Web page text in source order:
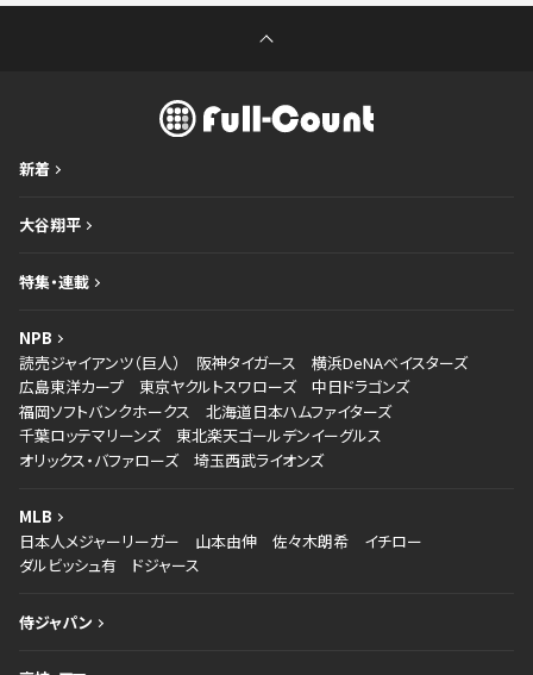
新着
大谷翔平
特集・連載
NPB
読売ジャイアンツ（巨人）
阪神タイガース
横浜DeNAベイスターズ
広島東洋カープ
東京ヤクルトスワローズ
中日ドラゴンズ
福岡ソフトバンクホークス
北海道日本ハムファイターズ
千葉ロッテマリーンズ
東北楽天ゴールデンイーグルス
オリックス・バファローズ
埼玉西武ライオンズ
MLB
日本人メジャーリーガー
山本由伸 佐々木朗希
イチロー
ダルビッシュ有
ドジャース
侍ジャパン